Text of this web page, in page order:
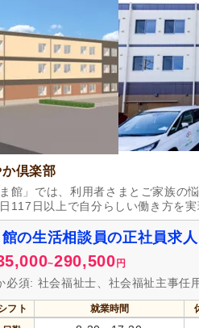
倶楽部
ま館」では、利用者さまとご家族
117日以上で自分らしい働き方を実
の生活相談員の正社員求人
~290,500円
必須: 社会福祉士、社会福祉主事任
フト 就業時間